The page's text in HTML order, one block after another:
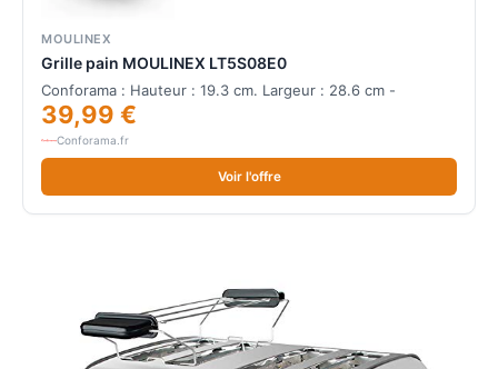
MOULINEX
Grille pain MOULINEX LT5S08E0
Conforama : Hauteur : 19.3 cm. Largeur : 28.6 cm -
39,99 €
Conforama.fr
Voir l'offre